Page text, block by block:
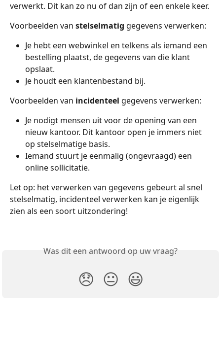
verwerkt. Dit kan zo nu of dan zijn of een enkele keer.
Voorbeelden van stelselmatig gegevens verwerken:
Je hebt een webwinkel en telkens als iemand een
bestelling plaatst, de gegevens van die klant
opslaat.
Je houdt een klantenbestand bij.
Voorbeelden van incidenteel gegevens verwerken:
Je nodigt mensen uit voor de opening van een
nieuw kantoor. Dit kantoor open je immers niet
op stelselmatige basis.
Iemand stuurt je eenmalig (ongevraagd) een
online sollicitatie.
Let op: het verwerken van gegevens gebeurt al snel
stelselmatig, incidenteel verwerken kan je eigenlijk
zien als een soort uitzondering!
Was dit een antwoord op uw vraag?
😞 😐 😃